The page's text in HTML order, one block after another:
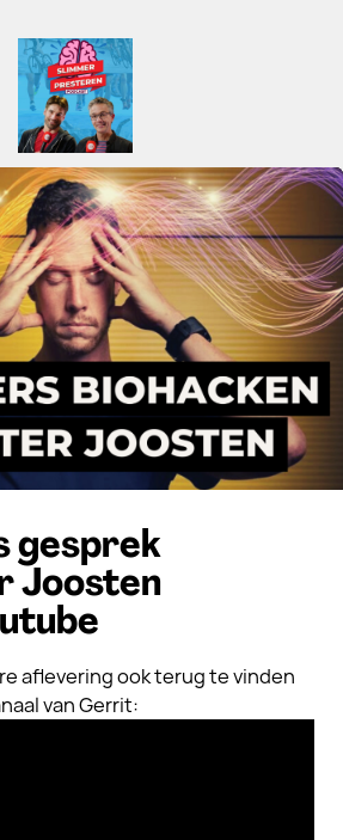
Presteren Podcast
gesprek
Joosten
aflevering ook terug te vinden
van Gerrit: